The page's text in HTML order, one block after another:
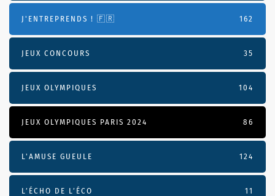
J'ENTREPRENDS ! 🇫🇷 162
JEUX CONCOURS 35
JEUX OLYMPIQUES 104
JEUX OLYMPIQUES PARIS 2024 86
L'AMUSE GUEULE 124
L’ÉCHO DE L’ÉCO 11